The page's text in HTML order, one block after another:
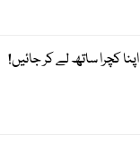
اپنا کچرا ساتھ لے کر جائیں!